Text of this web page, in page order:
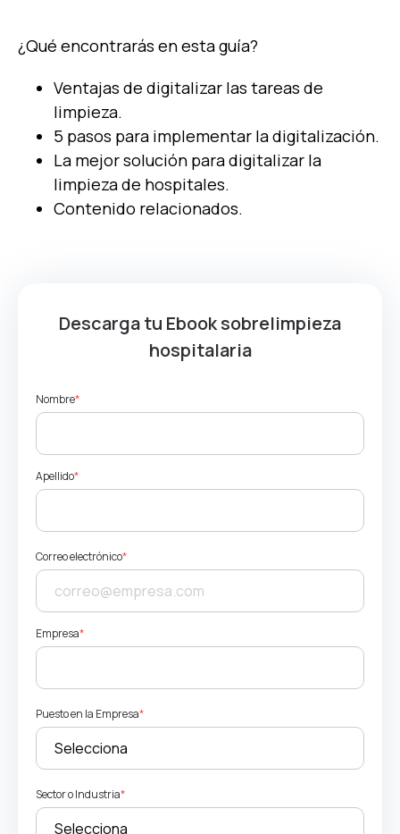
¿Qué encontrarás en esta guía?
Ventajas de digitalizar las tareas de
limpieza.
5 pasos para implementar la digitalización.
La mejor solución para digitalizar la
limpieza de hospitales.
Contenido relacionados.
Descarga tu Ebook sobrelimpieza
hospitalaria
Nombre*
Apellido*
Correo electrónico*
Empresa*
Puesto en la Empresa*
Sector o Industria*